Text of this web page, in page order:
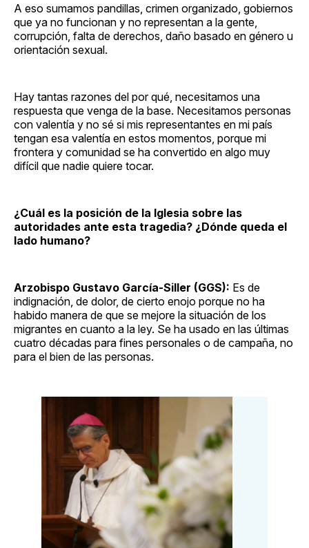
A eso sumamos pandillas, crimen organizado, gobiernos
que ya no funcionan y no representan a la gente,
corrupción, falta de derechos, daño basado en género u
orientación sexual.
Hay tantas razones del por qué, necesitamos una
respuesta que venga de la base. Necesitamos personas
con valentía y no sé si mis representantes en mi país
tengan esa valentía en estos momentos, porque mi
frontera y comunidad se ha convertido en algo muy
difícil que nadie quiere tocar.
¿Cuál es la posición de la Iglesia sobre las
autoridades ante esta tragedia? ¿Dónde queda el
lado humano?
Arzobispo Gustavo García-Siller (GGS): Es de
indignación, de dolor, de cierto enojo porque no ha
habido manera de que se mejore la situación de los
migrantes en cuanto a la ley. Se ha usado en las últimas
cuatro décadas para fines personales o de campaña, no
para el bien de las personas.